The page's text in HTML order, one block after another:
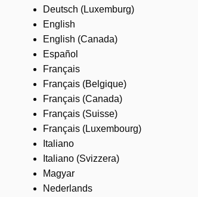
Deutsch (Luxemburg)
English
English (Canada)
Español
Français
Français (Belgique)
Français (Canada)
Français (Suisse)
Français (Luxembourg)
Italiano
Italiano (Svizzera)
Magyar
Nederlands